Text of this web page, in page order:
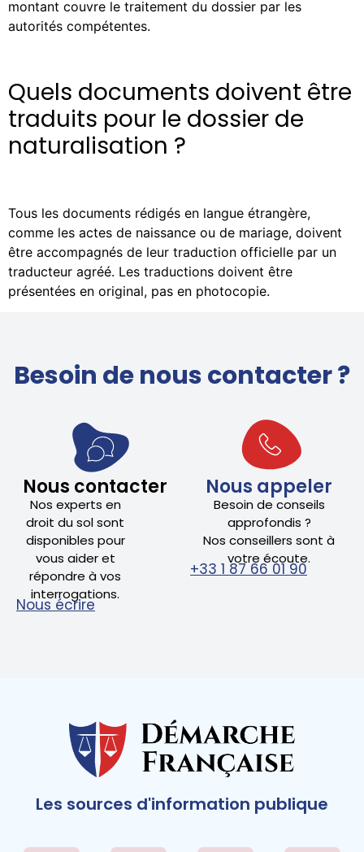
montant couvre le traitement du dossier par les
autorités compétentes.
Quels documents doivent être
traduits pour le dossier de
naturalisation ?
Tous les documents rédigés en langue étrangère,
comme les actes de naissance ou de mariage, doivent
être accompagnés de leur traduction officielle par un
traducteur agréé. Les traductions doivent être
présentées en original, pas en photocopie.
Besoin de nous contacter ?
Nous contacter
Nos experts en
droit du sol sont
disponibles pour
vous aider et
répondre à vos
interrogations.
Nous écrire
Nous appeler
Besoin de conseils
approfondis ?
Nos conseillers sont à
votre écoute.
+33 1 87 66 01 90
Les sources d'information publique